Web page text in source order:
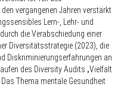
vergangenen Jahren verstärkt
Lern-, Lehr- und
die Verabschiedung einer
Diversitätsstrategie (2023), die
Diskriminierungserfahrungen an
des Diversity Audits „Vielfalt
Thema mentale Gesundheit